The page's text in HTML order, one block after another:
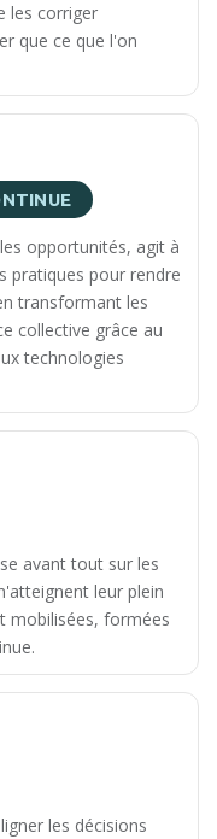
les corriger
que ce que l'on
opportunités, agit à
pratiques pour rendre
transformant les
collective grâce au
technologies
avant tout sur les
leur plein
mobilisées, formées
les décisions